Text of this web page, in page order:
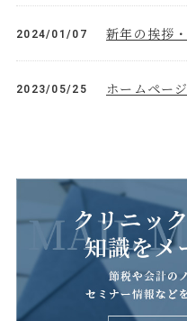
2024/01/07 新年の挨拶
2023/05/25 ホームペー